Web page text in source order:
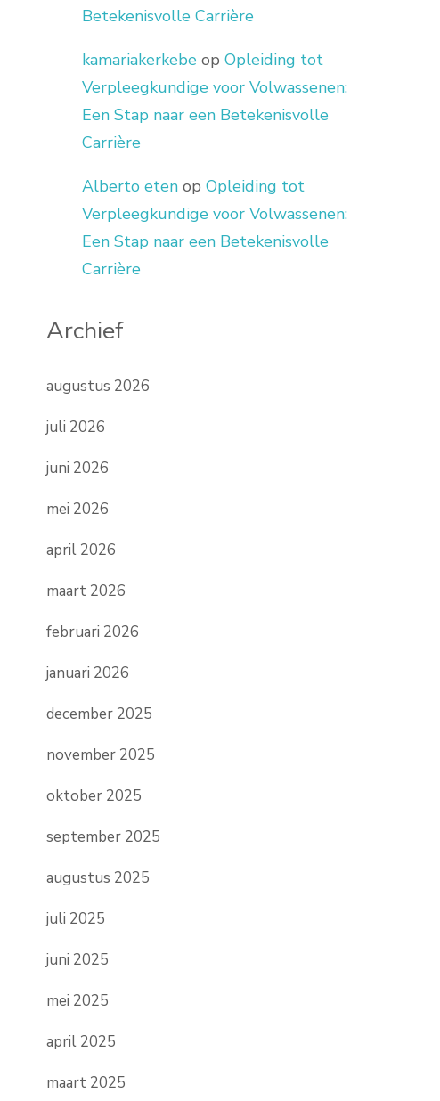
Betekenisvolle Carrière
kamariakerkebe opOpleiding tot
Verpleegkundige voor Volwassenen:
Een Stap naar een Betekenisvolle
Carrière
Alberto eten opOpleiding tot
Verpleegkundige voor Volwassenen:
Een Stap naar een Betekenisvolle
Carrière
Archief
augustus 2026
juli 2026
juni 2026
mei 2026
april 2026
maart 2026
februari 2026
januari 2026
december 2025
november 2025
oktober 2025
september 2025
augustus 2025
juli 2025
juni 2025
mei 2025
april 2025
maart 2025